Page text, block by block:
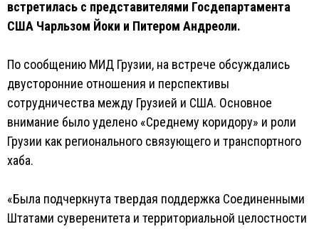
встретилась с представителями Госдепартамента
США Чарльзом Йоки и Питером Андреоли.
По сообщению МИД Грузии, на встрече обсуждались
двусторонние отношения и перспективы
сотрудничества между Грузией и США. Основное
внимание было уделено «Среднему коридору» и роли
Грузии как регионального связующего и транспортного
хаба.
«Была подчеркнута твердая поддержка Соединенными
Штатами суверенитета и территориальной целостности